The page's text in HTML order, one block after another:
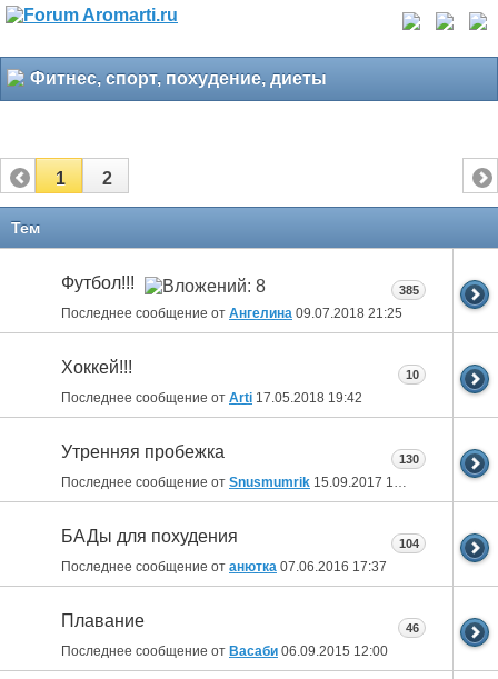
Фитнес, спорт, похудение, диеты
1 2
Тем
Футбол!!!
Последнее сообщение от Ангелина 09.07.2018 21:25
385
Хоккей!!!
Последнее сообщение от Arti 17.05.2018 19:42
10
Утренняя пробежка
Последнее сообщение от Snusmumrik 15.09.2017 10:17
130
БАДы для похудения
Последнее сообщение от анютка 07.06.2016 17:37
104
Плавание
Последнее сообщение от Васаби 06.09.2015 12:00
46